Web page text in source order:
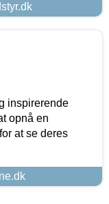
inspirerende
opnå en
at se deres